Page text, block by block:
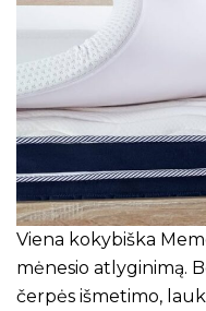
Viena kokybiška
mėnesio atlyginimą.
čerpės išmetimo,